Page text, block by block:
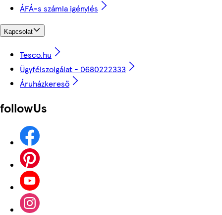
ÁFÁ-s számla igénylés
Kapcsolat
Tesco.hu
Ügyfélszolgálat - 0680222333
Áruházkereső
followUs